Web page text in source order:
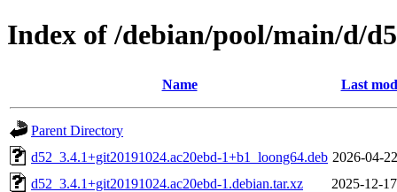
Index of /debian/pool/main/d/
Name Last
Parent Directory
d52_3.4.1+git20191024.ac20ebd-1+b1_loong64.deb 2026-04-
d52_3.4.1+git20191024.ac20ebd-1.debian.tar.xz
2025-12-